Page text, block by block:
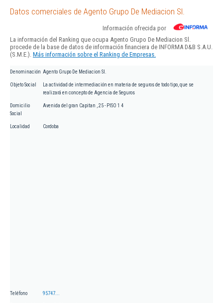
Datos comerciales de Agento Grupo De Mediacion Sl.
Información ofrecida por
La información del Ranking que ocupa Agento Grupo De Mediacion Sl.
procede de la base de datos de información financiera de INFORMA D&B S.A.U.
(S.M.E.). Más información sobre el Ranking de Empresas.
Denominación Agento Grupo De Mediacion Sl.
Objeto Social
La actividad de intermediación en materia de seguros de todo tipo, que se
realizará en concepto de Agencia de Seguros
Domicilio
Social
Avenida del gran Capitan , 25 - PISO 1 4
Localidad Cordoba
Teléfono 95747...